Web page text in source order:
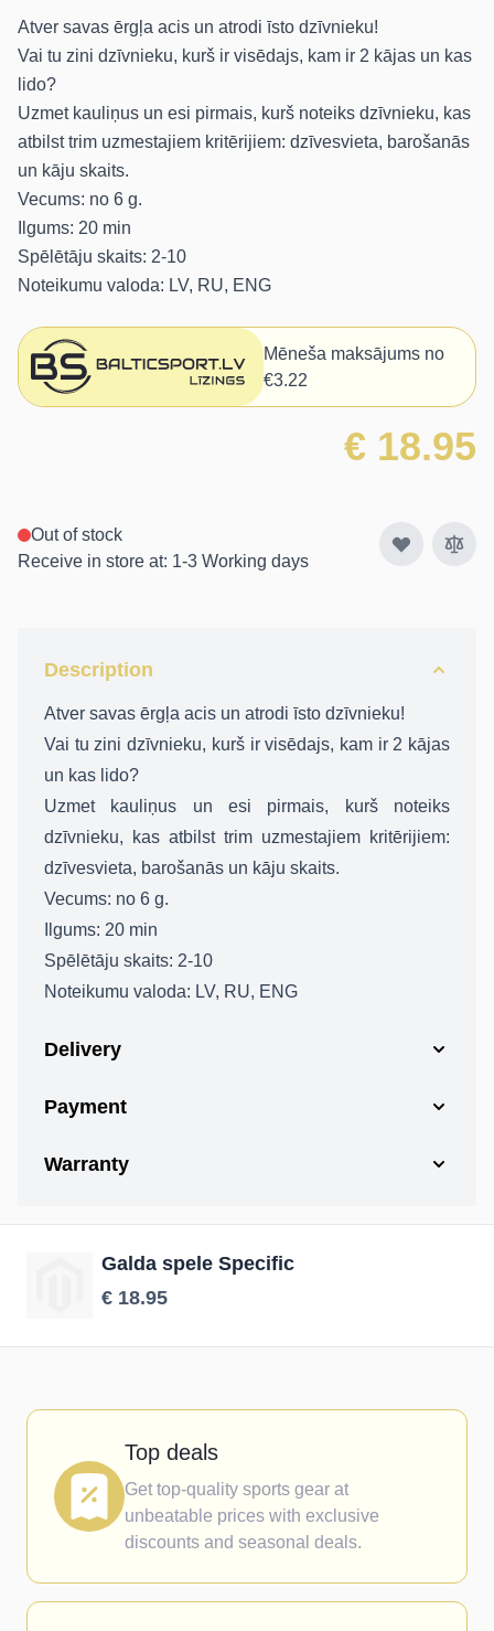
Atver savas ērgļa acis un atrodi īsto dzīvnieku!
Vai tu zini dzīvnieku, kurš ir visēdajs, kam ir 2 kājas un kas
lido?
Uzmet kauliņus un esi pirmais, kurš noteiks dzīvnieku, kas
atbilst trim uzmestajiem kritērijiem: dzīvesvieta, barošanās
un kāju skaits.
Vecums: no 6 g.
Ilgums: 20 min
Spēlētāju skaits: 2-10
Noteikumu valoda: LV, RU, ENG
Mēneša maksājums no
€3.22
€ 18.95
Out of stock
Receive in store at: 1-3 Working days
Description
Atver savas ērgļa acis un atrodi īsto dzīvnieku!
Vai tu zini dzīvnieku, kurš ir visēdajs, kam ir 2 kājas
un kas lido?
Uzmet kauliņus un esi pirmais, kurš noteiks
dzīvnieku, kas atbilst trim uzmestajiem kritērijiem:
dzīvesvieta, barošanās un kāju skaits.
Vecums: no 6 g.
Ilgums: 20 min
Spēlētāju skaits: 2-10
Noteikumu valoda: LV, RU, ENG
Delivery
Payment
Warranty
Galda spele Specific
€ 18.95
Top deals
Get top-quality sports gear at
unbeatable prices with exclusive
discounts and seasonal deals.